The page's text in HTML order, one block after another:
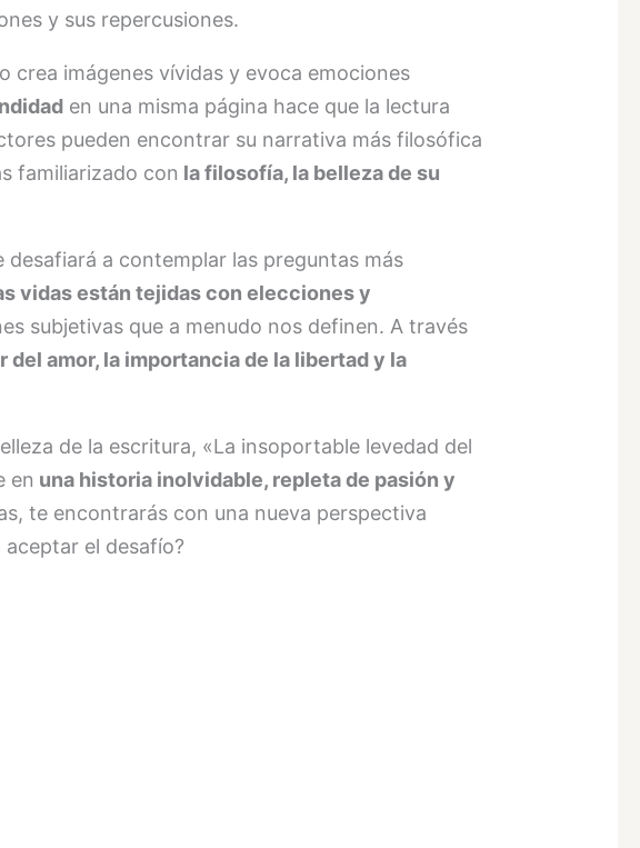
y sus repercusiones.
crea imágenes vívidas y evoca emociones
en una misma página hace que la lectura
pueden encontrar su narrativa más filosófica
familiarizado con la filosofía, la belleza de su
a contemplar las preguntas más
vidas están tejidas con elecciones y
subjetivas que a menudo nos definen. A través
del amor, la importancia de la libertad y la
de la escritura, «La insoportable levedad del
en una historia inolvidable, repleta de pasión y
te encontrarás con una nueva perspectiva
el desafío?